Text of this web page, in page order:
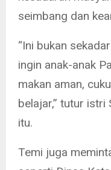
seimbang dan
“Ini bukan
ingin anak-anak
makan aman,
belajar,” tutur istri
itu.
Temi juga